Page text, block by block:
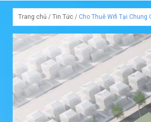
Trang chủ / Tin Tức / Cho Thuê Wifi Tại Chung